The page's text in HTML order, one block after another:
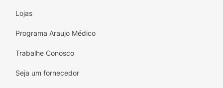
Lojas
Programa Araujo Médico
Trabalhe Conosco
Seja um fornecedor